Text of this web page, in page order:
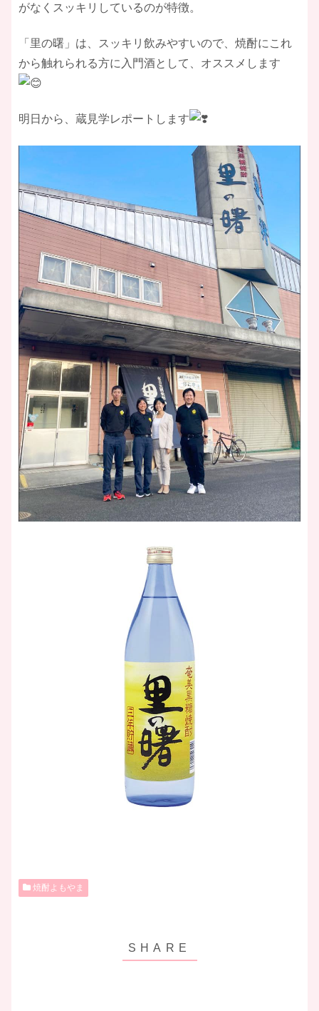
がなくスッキリしているのが特徴。
「里の曙」は、スッキリ飲みやすいので、焼酎にこれ
から触れられる方に入門酒として、オススメします
明日から、蔵見学レポートします
焼酎よもやま